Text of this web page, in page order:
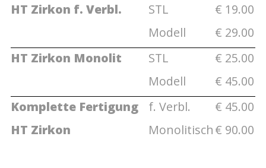
HT Zirkon f. Verbl.
STL
Modell
€ 19.00
€ 29.00
HT Zirkon Monolit
STL
Modell
€ 25.00
€ 45.00
Komplette Fertigung
HT Zirkon
f. Verbl.
Monolitisch
€ 45.00
€ 90.00